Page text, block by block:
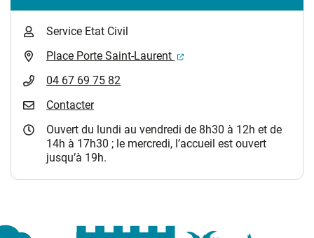
Service Etat Civil
Place Porte Saint-Laurent
(ouverture dans un
04 67 69 75 82
Contacter
Ouvert du lundi au vendredi de 8h30 à 12h et de
14h à 17h30 ; le mercredi, l’accueil est ouvert
jusqu’à 19h.